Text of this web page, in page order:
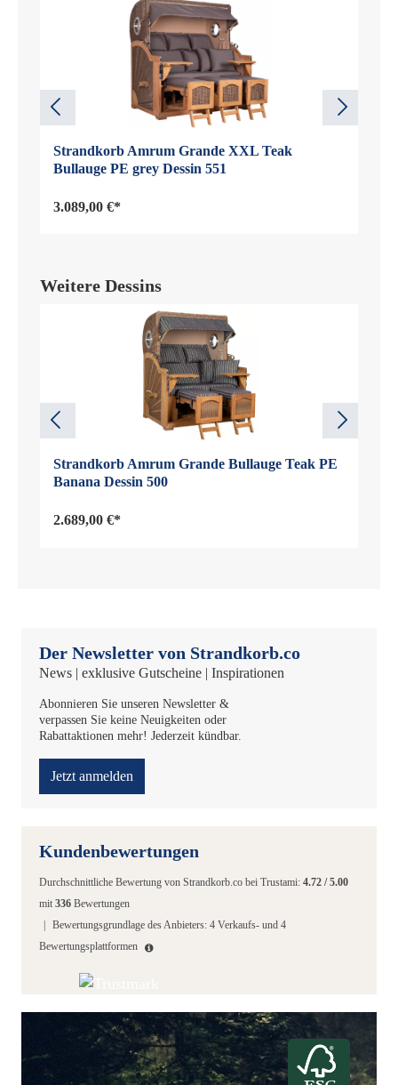
Strandkorb Amrum Grande XXL Teak
Bullauge PE grey Dessin 551
3.089,00 €*
Weitere Dessins
Strandkorb Amrum Grande Bullauge Teak PE
Banana Dessin 500
2.689,00 €*
Der Newsletter von Strandkorb.co
News | exklusive Gutscheine | Inspirationen
Abonnieren Sie unseren Newsletter &
verpassen Sie keine Neuigkeiten oder
Rabattaktionen mehr! Jederzeit kündbar.
Jetzt anmelden
Kundenbewertungen
Durchschnittliche Bewertung von Strandkorb.co bei Trustami: 4.72 /5.00
mit 336 Bewertungen
Bewertungsgrundlage des Anbieters: 4 Verkaufs- und 4
Bewertungsplattformen